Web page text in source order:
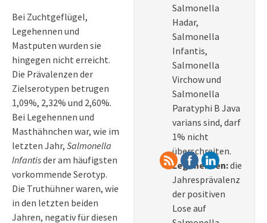
Salmonella
Hadar,
Salmonella
Infantis,
Salmonella
Virchow und
Salmonella
Paratyphi B Java
varians sind, darf
1% nicht
überschreiten.
Legehennen:die
Jahresprävalenz
der positiven
Lose auf
Bei Zuchtgeflügel,
Legehennen und
Mastputen wurden sie
hingegen nicht erreicht.
Die Prävalenzen der
Zielserotypen betrugen
1,09%, 2,32% und 2,60%.
Bei Legehennen und
Masthähnchen war, wie im
letzten Jahr, Salmonella
Infantisder am häufigsten
vorkommende Serotyp.
Die Truthühner waren, wie
in den letzten beiden
Jahren, negativ für diesen